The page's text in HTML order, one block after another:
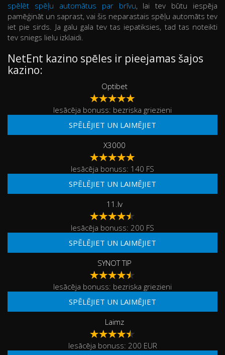
spēlēt spēļu automātus par brīvu, lai tev būtu iespēja
pamēģināt un saprast, vai šis neparastais spēļu automāts tev
iet pie sirds. Ja galu gala tev tas iepatiksies, tad tas noteikti
tev sniegs lielu izklaidi.
NetEnt kazino spēles ir pieejamas šajos
kazino:
Optibet
Iesācēja bonuss: bezriska griezieni
SPĒLĒJIET UN LAIMĒJIET
X3000
Iesācēja bonuss: 140 FS
SPĒLĒJIET UN LAIMĒJIET
11.lv
Iesācēja bonuss: 200 FS
SPĒLĒJIET UN LAIMĒJIET
SYNOT TIP
Iesācēja bonuss: bezriska griezieni
SPĒLĒJIET UN LAIMĒJIET
Laimz
Iesācēja bonuss: 200 EUR